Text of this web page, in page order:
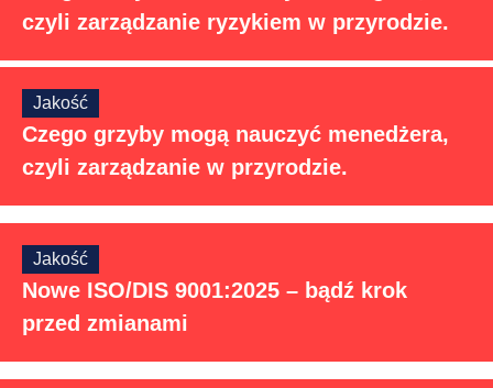
czyli zarządzanie ryzykiem w przyrodzie.
Jakość
Czego grzyby mogą nauczyć menedżera,
czyli zarządzanie w przyrodzie.
Jakość
Nowe ISO/DIS 9001:2025 – bądź krok
przed zmianami